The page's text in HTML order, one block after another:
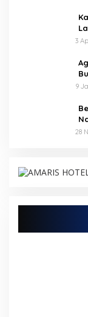
3
9
28
Berbasis
Di ADVETORIAL,
ARTIKEL,